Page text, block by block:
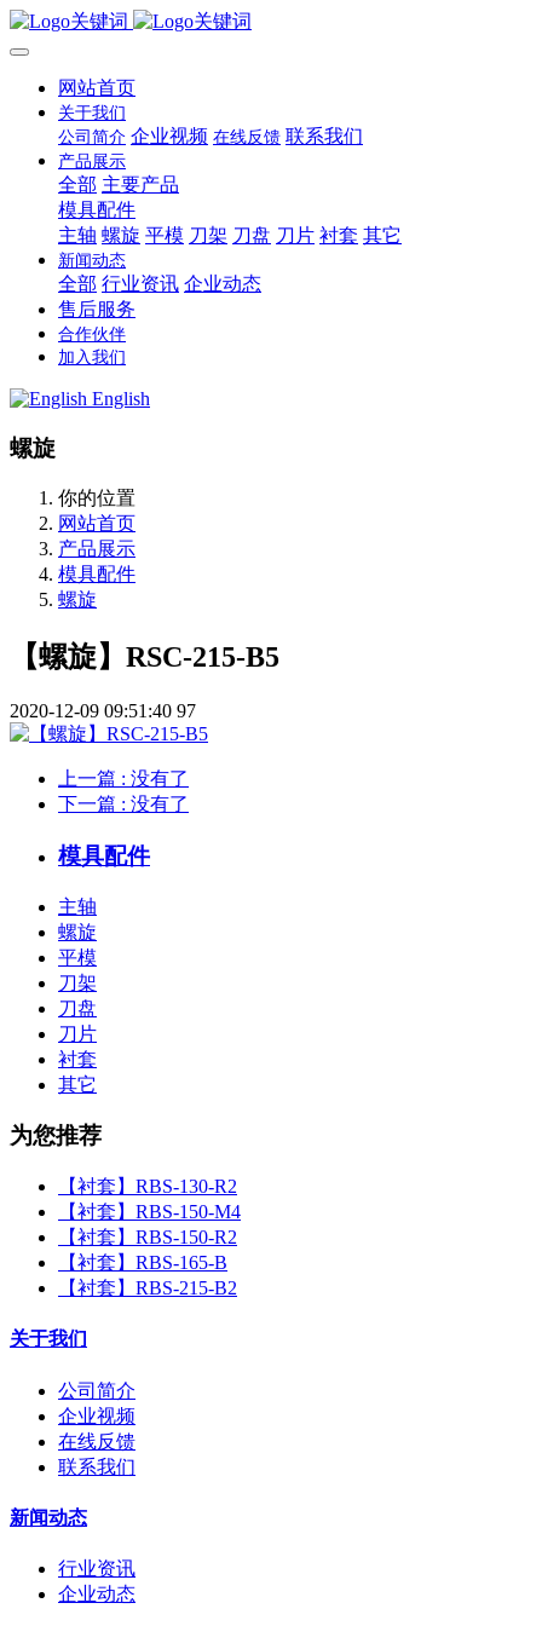
网站首页
关于我们
公司简介 企业视频 在线反馈 联系我们
产品展示
全部 主要产品
模具配件
主轴 螺旋 平模 刀架 刀盘 刀片 衬套 其它
新闻动态
全部 行业资讯 企业动态
售后服务
合作伙伴
加入我们
English
螺旋
你的位置
网站首页
产品展示
模具配件
螺旋
【螺旋】RSC-215-B5
2020-12-09 09:51:40 97
上一篇 : 没有了
下一篇 : 没有了
模具配件
主轴
螺旋
平模
刀架
刀盘
刀片
衬套
其它
为您推荐
【衬套】RBS-130-R2
【衬套】RBS-150-M4
【衬套】RBS-150-R2
【衬套】RBS-165-B
【衬套】RBS-215-B2
关于我们
公司简介
企业视频
在线反馈
联系我们
新闻动态
行业资讯
企业动态